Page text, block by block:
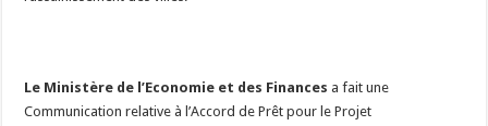
Le Ministère de l’Economie et des Finances a fait une
Communication relative à l’Accord de Prêt pour le Projet